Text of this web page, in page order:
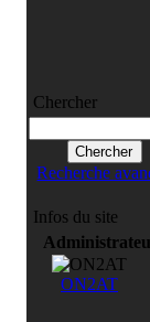
Chercher
Recherche
Infos du site
ON2AT